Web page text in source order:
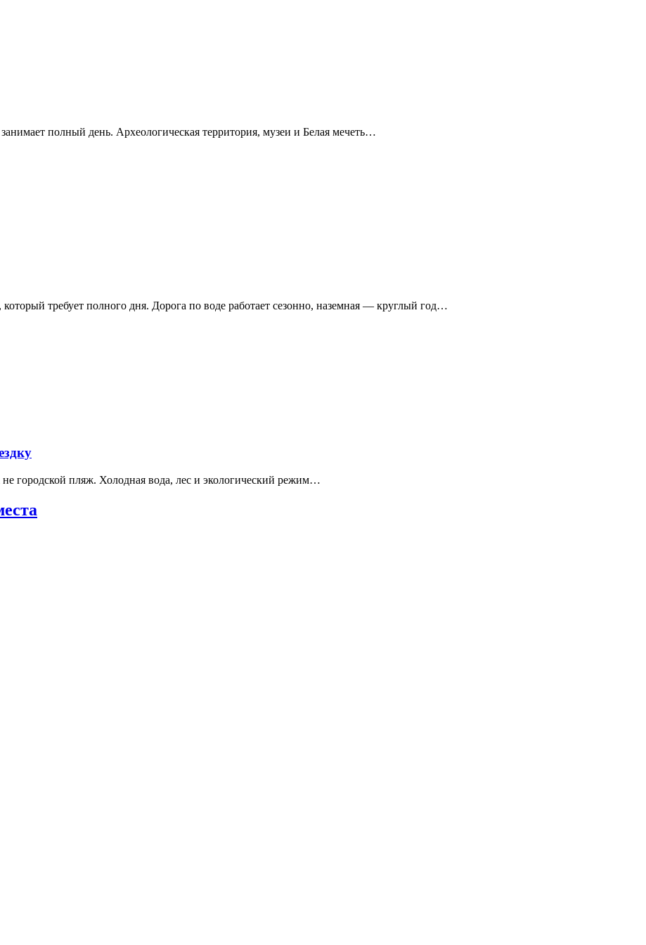
полный день. Археологическая территория, музеи и Белая мечеть…
требует полного дня. Дорога по воде работает сезонно, наземная — круглый год…
городской пляж. Холодная вода, лес и экологический режим…